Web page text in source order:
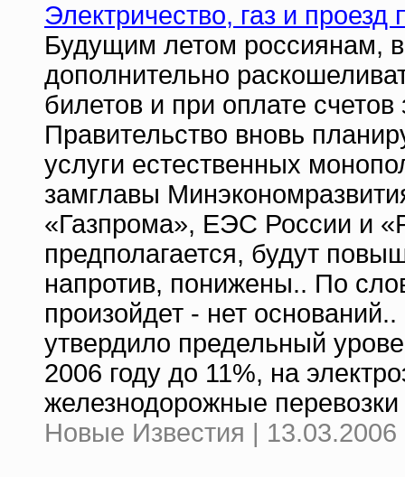
Электричество, газ и
Будущим летом россиянам,
дополнительно
билетов и при оплате счетов
Правительство вновь
услуги естественных
замглавы
«Газпрома», ЕЭС России и
предполагается, будут
напротив, понижены.. По
произойдет - нет
утвердило предельный
2006 году до 11%, на
железнодорожные
Новые Известия | 13.03.2006